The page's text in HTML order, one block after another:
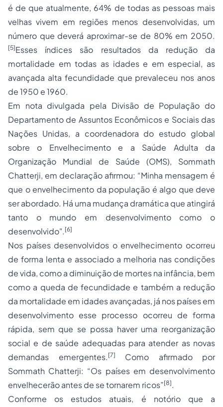
é de que atualmente, 64% de todas as pessoas mais
velhas vivem em regiões menos desenvolvidas, um
número que deverá aproximar-se de 80% em 2050.
[5]Esses índices são resultados da redução da
mortalidade em todas as idades e em especial, as
avançada alta fecundidade que prevaleceu nos anos
de 1950 e 1960.
Em nota divulgada pela Divisão de População do
Departamento de Assuntos Econômicos e Sociais das
Nações Unidas, a coordenadora do estudo global
sobre o Envelhecimento e a Saúde Adulta da
Organização Mundial de Saúde (OMS), Sommath
Chatterji, em declaração afirmou: “Minha mensagem é
que o envelhecimento da população é algo que deve
ser abordado. Há uma mudança dramática que atingirá
tanto o mundo em desenvolvimento como o
desenvolvido". [6]
Nos países desenvolvidos o envelhecimento ocorreu
de forma lenta e associado a melhoria nas condições
de vida, como a diminuição de mortes na infância, bem
como a queda de fecundidade e também a redução
da mortalidade em idades avançadas, já nos países em
desenvolvimento esse processo ocorreu de forma
rápida, sem que se possa haver uma reorganização
social e de saúde adequadas para atender as novas
demandas emergentes. [7]
Como afirmado por
Sommath Chatterji: “Os países em desenvolvimento
envelhecerão antes de se tornarem ricos”[8].
Conforme os estudos atuais, é notório que a